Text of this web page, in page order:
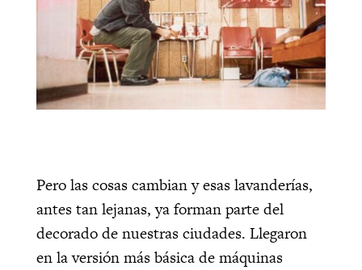
Pero las cosas cambian y esas lavanderías,
antes tan lejanas, ya forman parte del
decorado de nuestras ciudades. Llegaron
en la versión más básica de máquinas